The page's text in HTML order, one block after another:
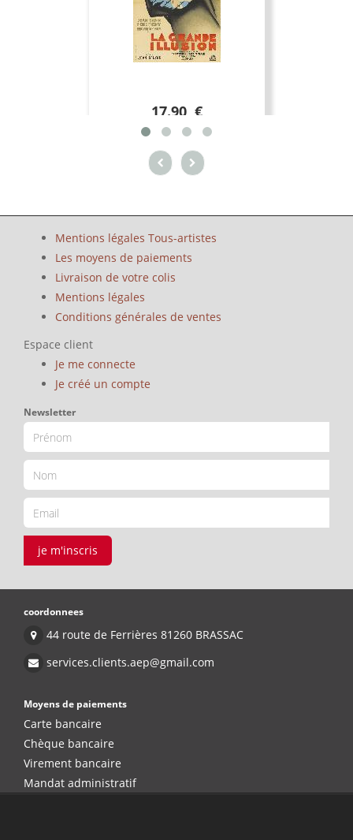
17.90 €
Mentions légales Tous-artistes
Les moyens de paiements
Livraison de votre colis
Mentions légales
Conditions générales de ventes
Espace client
Je me connecte
Je créé un compte
Newsletter
je m'inscris
coordonnees
44 route de Ferrières 81260 BRASSAC
services.clients.aep@gmail.com
Moyens de paiements
Carte bancaire
Chèque bancaire
Virement bancaire
Mandat administratif